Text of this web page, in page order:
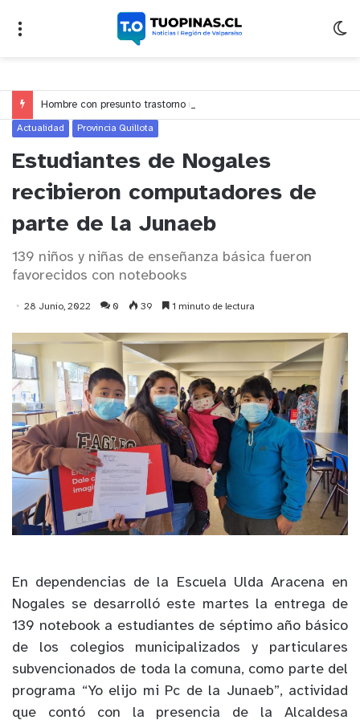
Actualidad Provincia Quillota
Estudiantes de Nogales
recibieron computadores de
parte de la Junaeb
139 niños y niñas de enseñanza básica fueron
favorecidos con notebooks
28 Junio, 2022 0 39 1 minuto de lectura
En dependencias de la Escuela Ulda Aracena en
Nogales se desarrolló este martes la entrega de
139 notebook a estudiantes de séptimo año básico
de los colegios municipalizados y particulares
subvencionados de toda la comuna, como parte del
programa “Yo elijo mi Pc de la Junaeb”, actividad
que contó con la presencia de la Alcaldesa